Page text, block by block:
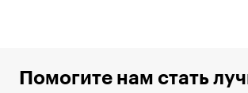
Помогите нам стать